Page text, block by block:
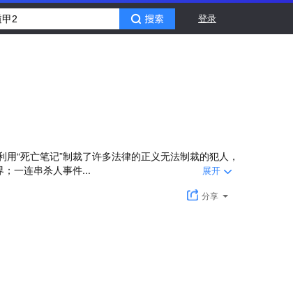
登录
“死亡笔记”制裁了许多法律的正义无法制裁的犯人，
；一连串杀人事件...
展开
分享